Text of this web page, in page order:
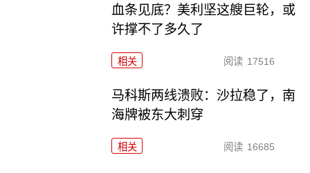
血条见底？美利坚这艘巨轮，或
许撑不了多久了
相关 阅读 17516
马科斯两线溃败：沙拉稳了，南
海牌被东大刺穿
相关 阅读 16685